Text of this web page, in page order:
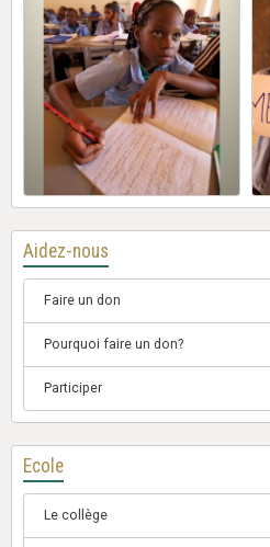
Aidez-nous
Faire un don
Pourquoi faire un don?
Participer
Ecole
Le collège